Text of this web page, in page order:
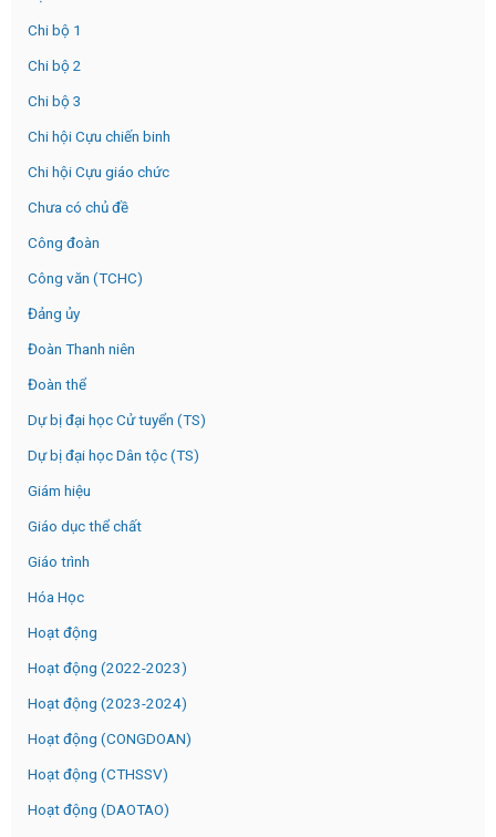
Chi bộ 1
Chi bộ 2
Chi bộ 3
Chi hội Cựu chiến binh
Chi hội Cựu giáo chức
Chưa có chủ đề
Công đoàn
Công văn (TCHC)
Đảng ủy
Đoàn Thanh niên
Đoàn thể
Dự bị đại học Cử tuyển (TS)
Dự bị đại học Dân tộc (TS)
Giám hiệu
Giáo dục thể chất
Giáo trình
Hóa Học
Hoạt động
Hoạt động (2022-2023)
Hoạt động (2023-2024)
Hoạt động (CONGDOAN)
Hoạt động (CTHSSV)
Hoạt động (DAOTAO)